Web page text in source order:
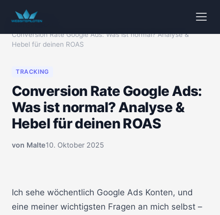
Start/Videos
Conversion Rate Google Ads: Was ist normal? Analyse &
Hebel für deinen ROAS
TRACKING
Conversion Rate Google Ads:
Was ist normal? Analyse &
Hebel für deinen ROAS
von Malte10. Oktober 2025
Ich sehe wöchentlich Google Ads Konten, und
eine meiner wichtigsten Fragen an mich selbst –